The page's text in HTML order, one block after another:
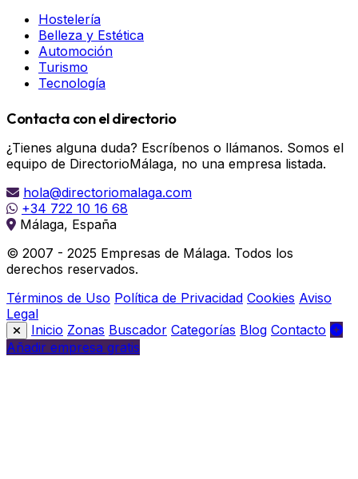
Hostelería
Belleza y Estética
Automoción
Turismo
Tecnología
Contacta con el directorio
¿Tienes alguna duda? Escríbenos o llámanos. Somos el
equipo de DirectorioMálaga, no una empresa listada.
hola@directoriomalaga.com
+34 722 10 16 68
Málaga, España
© 2007 - 2025 Empresas de Málaga. Todos los
derechos reservados.
Términos de Uso Política de Privacidad Cookies Aviso
Legal
Inicio Zonas Buscador Categorías Blog Contacto
Añadir empresa gratis